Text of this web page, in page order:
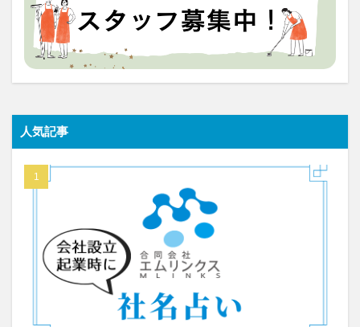
人気記事